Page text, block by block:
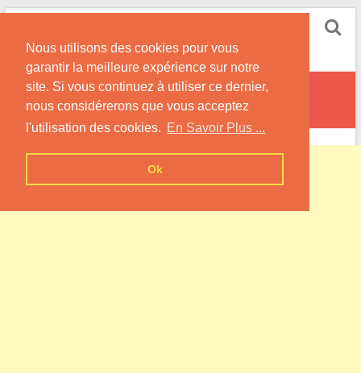
Nous utilisons des cookies pour vous
garantir la meilleure expérience sur notre
site. Si vous continuez à utiliser ce dernier,
nous considérerons que vous acceptez
l'utilisation des cookies. En Savoir Plus ...
Ok
Skip
content
Informations sur les Pompes à Chaleur
Palantine